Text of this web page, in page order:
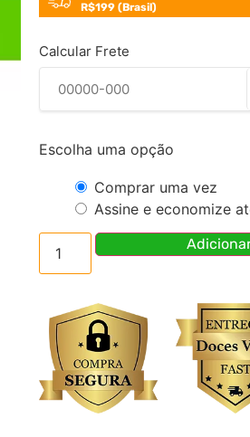
R$199 (Brasil)
Calcular Frete
Escolha uma opção
Comprar uma vez
Assine e economize